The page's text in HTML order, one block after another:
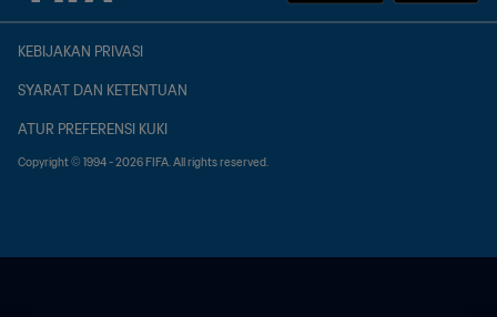
KEBIJAKAN PRIVASI
SYARAT DAN KETENTUAN
ATUR PREFERENSI KUKI
Copyright © 1994 - 2026 FIFA. All rights reserved.